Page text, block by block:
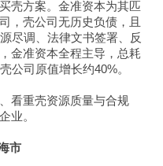
壳方案。金准资本为其匹
，壳公司无历史负债，且
尽调、法律文书签署、反
金准资本全程主导，总耗
公司原值增长约40%。
看重壳资源质量与合规
业。
市